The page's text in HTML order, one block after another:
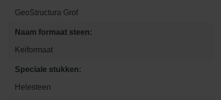
GeoStructura Grof
Naam formaat steen:
Keiformaat
Speciale stukken:
Helesteen